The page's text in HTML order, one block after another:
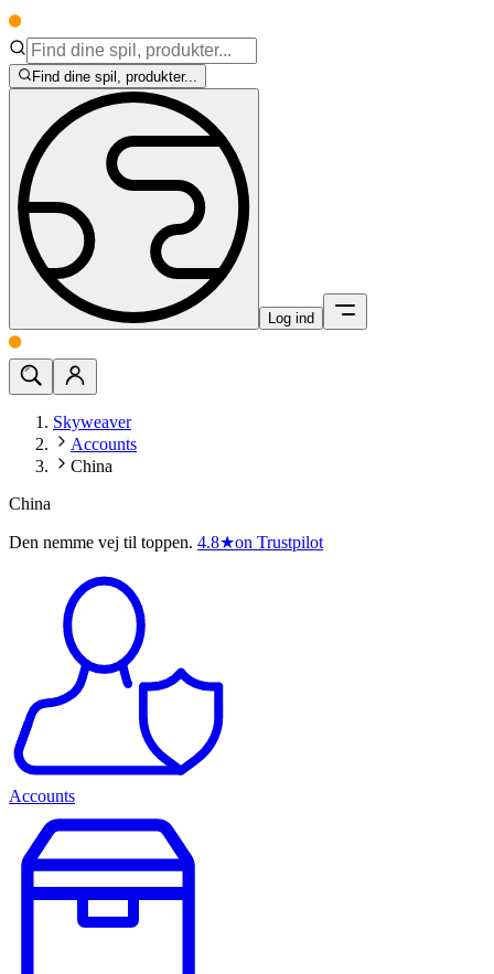
Find dine spil, produkter...
Log ind
Skyweaver
Accounts
China
China
Den nemme vej til toppen. 4.8★on Trustpilot
Accounts